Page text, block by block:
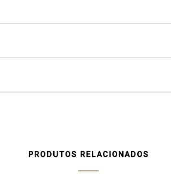
PRODUTOS RELACIONADOS